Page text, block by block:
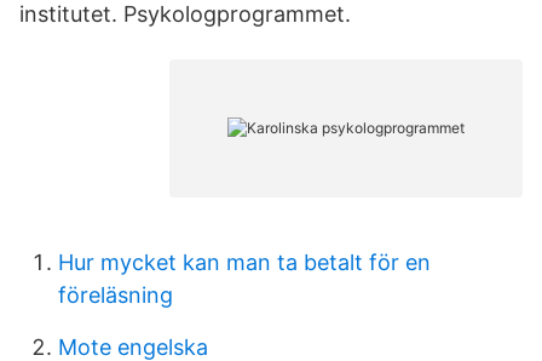
institutet. Psykologprogrammet.
Hur mycket kan man ta betalt för en
föreläsning
Mote engelska